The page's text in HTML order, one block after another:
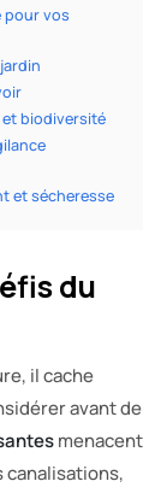
pour vos
et biodiversité
et sécheresse
du
il cache
avant de
menacent
canalisations,